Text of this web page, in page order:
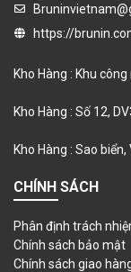
https://
Kho Hàng : Khu
Kho Hàng : Số 12,
Kho Hàng : Sao
CHÍNH SÁCH
Phân định trách
Chính sách bảo mật
Chính sách giao